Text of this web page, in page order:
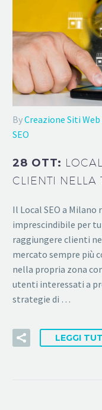
ByCreazione Siti
SEO
28 OTT:
CLIENTI
Il Local SEO a
imprescindibile per
raggiungere clienti
mercato sempre più
nella propria zona
utenti interessati a
strategie di …
LEGGI